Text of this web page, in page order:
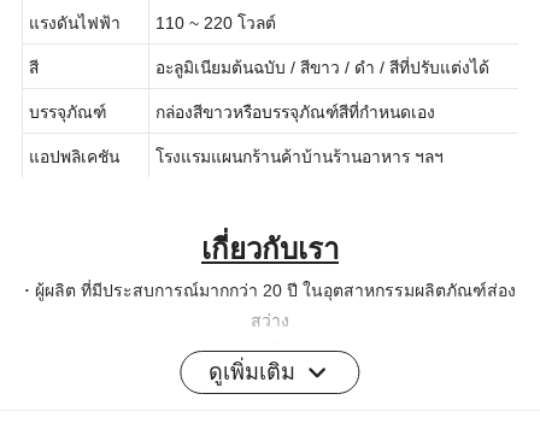
อะลูมิเนียมต้นฉบับ / สีขาว / ดำ / สีที่ปรับแต่งได้
กล่องสีขาวหรือบรรจุภัณฑ์สีที่กำหนดเอง
เกี่ยวกับเรา
· ผู้ผลิต ที่มีประสบการณ์มากกว่า 20 ปี ในอุตสาหกรรมผลิตภัณฑ์ส่อง
สว่าง
คุณภาพและความสามารถในการผลิตของ OEM/ODM
ได้รับการรับรองจาก CE และ RoHS
·รับประกัน 3 ปี
ดูเพิ่มเติม